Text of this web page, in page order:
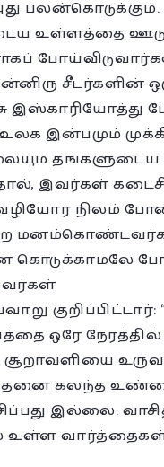
பலன்கொடுக்கும்.
உள்ளத்தை
சீடர்களின்
இன்பமும்
தங்களுடைய
இவர்கள்
நிலம்
ஒரே நேரத்தில்
சூறாவளியை
கலந்த
இல்லை.
வார்த்தைகள்